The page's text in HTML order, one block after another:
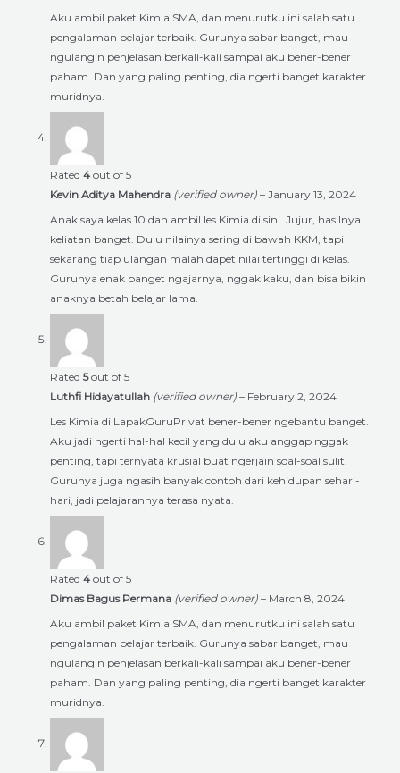
Aku ambil paket Kimia SMA, dan menurutku ini salah satu
pengalaman belajar terbaik. Gurunya sabar banget, mau
ngulangin penjelasan berkali-kali sampai aku bener-bener
paham. Dan yang paling penting, dia ngerti banget karakter
muridnya.
Rated 4 out of 5
Kevin Aditya Mahendra (verified owner) – January 13, 2024
Anak saya kelas 10 dan ambil les Kimia di sini. Jujur, hasilnya
keliatan banget. Dulu nilainya sering di bawah KKM, tapi
sekarang tiap ulangan malah dapet nilai tertinggi di kelas.
Gurunya enak banget ngajarnya, nggak kaku, dan bisa bikin
anaknya betah belajar lama.
Rated 5out of 5
Luthfi Hidayatullah (verified owner) – February 2, 2024
Les Kimia di LapakGuruPrivat bener-bener ngebantu banget.
Aku jadi ngerti hal-hal kecil yang dulu aku anggap nggak
penting, tapi ternyata krusial buat ngerjain soal-soal sulit.
Gurunya juga ngasih banyak contoh dari kehidupan sehari-
hari, jadi pelajarannya terasa nyata.
Rated 4 out of 5
Dimas Bagus Permana (verified owner) – March 8, 2024
Aku ambil paket Kimia SMA, dan menurutku ini salah satu
pengalaman belajar terbaik. Gurunya sabar banget, mau
ngulangin penjelasan berkali-kali sampai aku bener-bener
paham. Dan yang paling penting, dia ngerti banget karakter
muridnya.